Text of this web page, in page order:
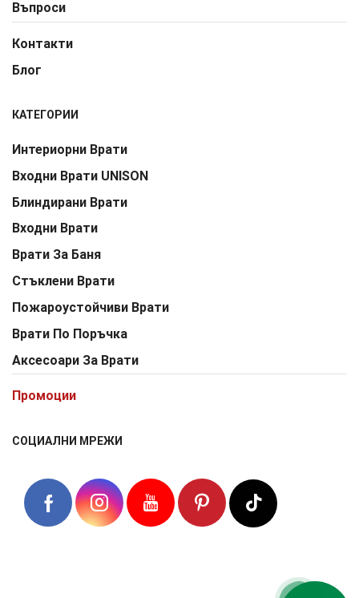
Въпроси
Контакти
Блог
КАТЕГОРИИ
Интериорни Врати
Входни Врати UNISON
Блиндирани Врати
Входни Врати
Врати За Баня
Стъклени Врати
Пожароустойчиви Врати
Врати По Поръчка
Аксесоари За Врати
Промоции
СОЦИАЛНИ МРЕЖИ